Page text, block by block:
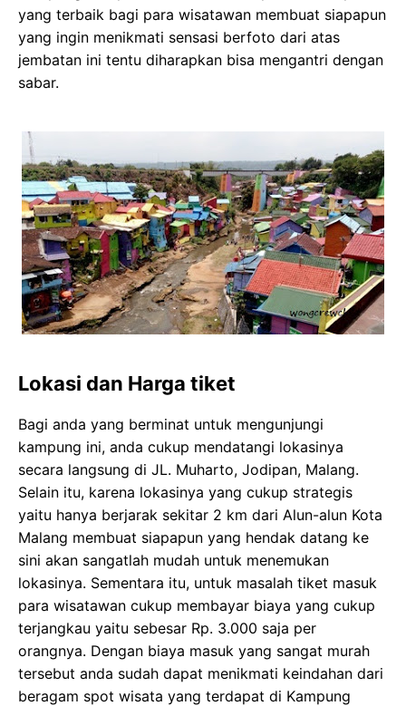
yang terbaik bagi para wisatawan membuat siapapun
yang ingin menikmati sensasi berfoto dari atas
jembatan ini tentu diharapkan bisa mengantri dengan
sabar.
Lokasi dan Harga tiket
Bagi anda yang berminat untuk mengunjungi
kampung ini, anda cukup mendatangi lokasinya
secara langsung di JL. Muharto, Jodipan, Malang.
Selain itu, karena lokasinya yang cukup strategis
yaitu hanya berjarak sekitar 2 km dari Alun-alun Kota
Malang membuat siapapun yang hendak datang ke
sini akan sangatlah mudah untuk menemukan
lokasinya. Sementara itu, untuk masalah tiket masuk
para wisatawan cukup membayar biaya yang cukup
terjangkau yaitu sebesar Rp. 3.000 saja per
orangnya. Dengan biaya masuk yang sangat murah
tersebut anda sudah dapat menikmati keindahan dari
beragam spot wisata yang terdapat di Kampung